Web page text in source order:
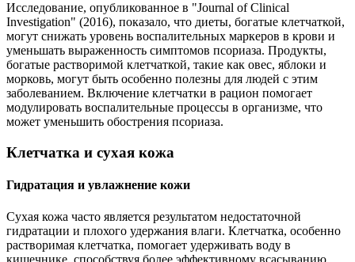
Исследование, опубликованное в "Journal of Clinical
Investigation" (2016), показало, что диеты, богатые клетчаткой,
могут снижать уровень воспалительных маркеров в крови и
уменьшать выраженность симптомов псориаза. Продукты,
богатые растворимой клетчаткой, такие как овес, яблоки и
морковь, могут быть особенно полезны для людей с этим
заболеванием. Включение клетчатки в рацион помогает
модулировать воспалительные процессы в организме, что
может уменьшить обострения псориаза.
Клетчатка и сухая кожа
Гидратация и увлажнение кожи
Сухая кожа часто является результатом недостаточной
гидратации и плохого удержания влаги. Клетчатка, особенно
растворимая клетчатка, помогает удерживать воду в
кишечнике, способствуя более эффективному всасыванию